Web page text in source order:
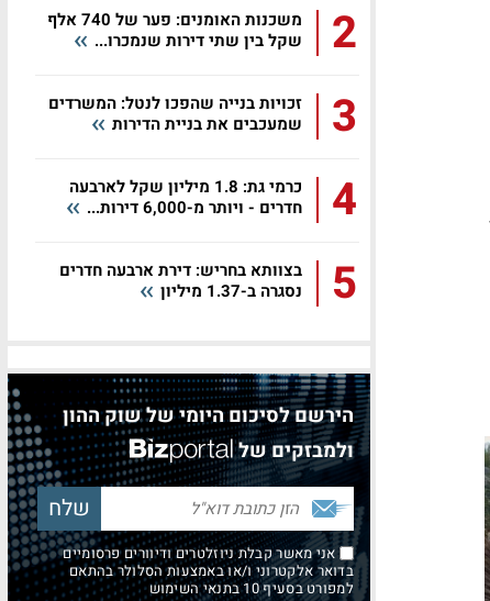
2
משכנות האומנים: פער של 740 אלף
שקל בין שתי דירות שנמכרו...
3
זכויות בנייה שהפכו לנטל: המשרדים
שמעכבים את בניית הדירות
4
כרמי גת: 1.8 מיליון שקל לארבעה
חדרים - ויותר מ-6,000 דירות...
5
בצוותא בחריש: דירת ארבעה חדרים
נסגרה ב-1.37 מיליון
הירשם לסיכום היומי של שוק ההון
ולמבזקים של
אני מאשר קבלת ניוזלטרים ודיוורים פרסומיים
בדואר אלקטרוני ו/או באמצעות הסלולר בהתאם
למפורט בסעיף 10 בתנאי השימוש